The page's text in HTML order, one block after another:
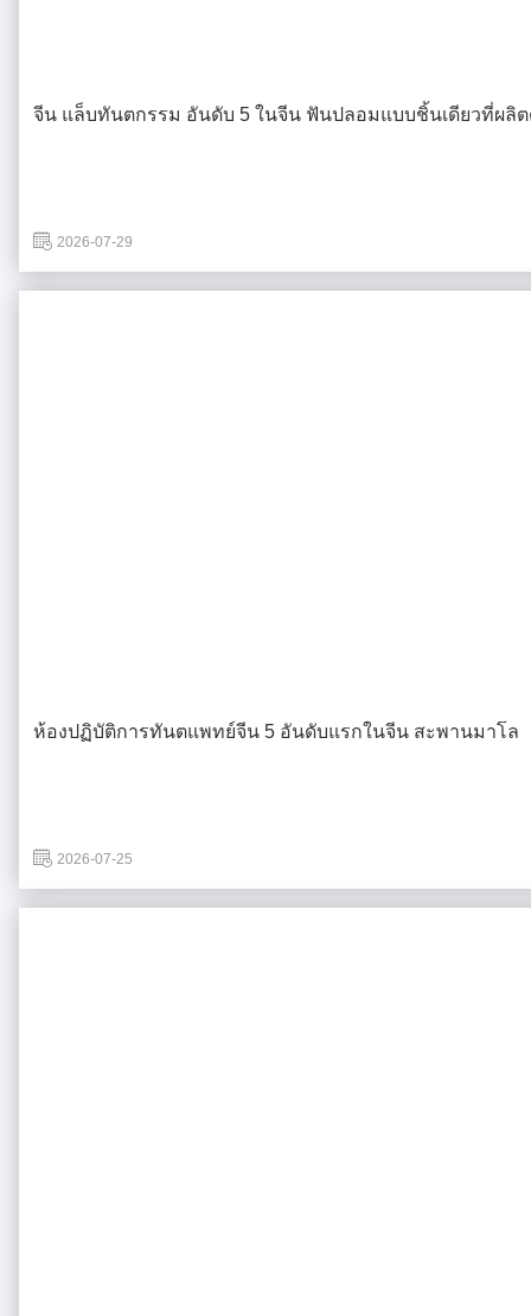
จีน แล็บทันตกรรม อันดับ 5 ในจีน ฟันปลอมแบบชิ้นเดียวที่ผลิต
2026-07-29
ห้องปฏิบัติการทันตแพทย์จีน 5 อันดับแรกในจีน สะพานมาโล
2026-07-25